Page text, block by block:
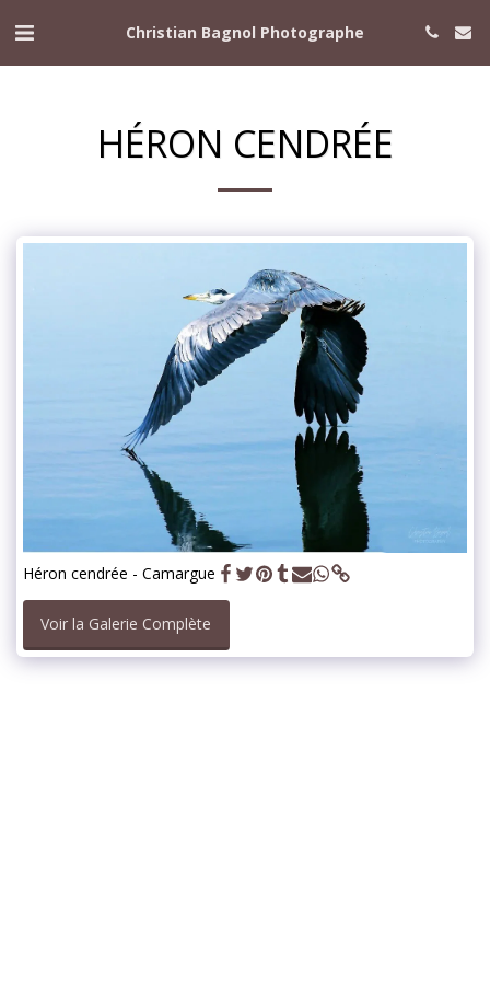
Christian Bagnol Photographe
HÉRON CENDRÉE
Héron cendrée - Camargue
Voir la Galerie Complète